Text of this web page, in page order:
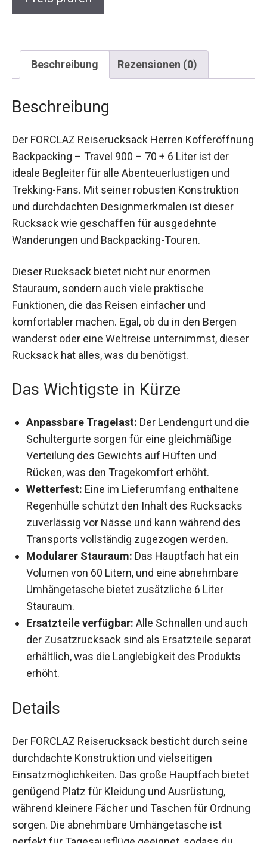
Beschreibung Rezensionen (0)
Beschreibung
Kofferöffnung Backpacking – Travel 900 – 70 + 6
Liter ist der ideale Begleiter für alle
Abenteuerlustigen und Trekking-Fans. Mit seiner
robusten Konstruktion und durchdachten
Designmerkmalen ist dieser Rucksack wie
geschaffen für ausgedehnte Wanderungen und
Backpacking-Touren.
Dieser Rucksack bietet nicht nur enormen
Stauraum, sondern auch viele praktische
Funktionen, die das Reisen einfacher und
komfortabler machen. Egal, ob du in den Bergen
wanderst oder eine Weltreise unternimmst,
dieser Rucksack hat alles, was du benötigst.
Das Wichtigste in Kürze
Anpassbare Tragelast: Der Lendengurt und
die Schultergurte sorgen für eine
gleichmäßige Verteilung des Gewichts auf
Hüften und Rücken, was den Tragekomfort
erhöht.
Wetterfest: Eine im Lieferumfang enthaltene
Regenhülle schützt den Inhalt des Rucksacks
zuverlässig vor Nässe und kann während des
Transports vollständig zugezogen werden.
Modularer Stauraum:Das Hauptfach hat ein
Volumen von 60 Litern, und eine abnehmbare
Umhängetasche bietet zusätzliche 6 Liter
Stauraum.
Ersatzteile verfügbar:Alle Schnallen und
auch der Zusatzrucksack sind als Ersatzteile
separat erhältlich, was die Langlebigkeit des
Details
Der FORCLAZ Reiserucksack besticht durch
seine durchdachte Konstruktion und vielseitigen
Einsatzmöglichkeiten. Das große Hauptfach
bietet genügend Platz für Kleidung und
Ausrüstung, während kleinere Fächer und